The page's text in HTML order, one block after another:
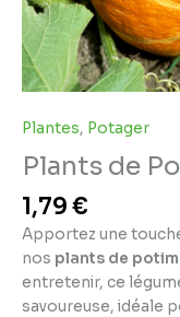
Plantes, Potager
Plants de
1,79€
Apportez une
nos plants de
entretenir, ce
savoureuse, idéale